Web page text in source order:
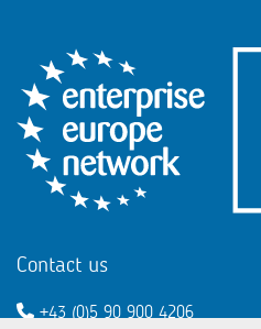
Contact us
+43 (0)5 90 900 4206